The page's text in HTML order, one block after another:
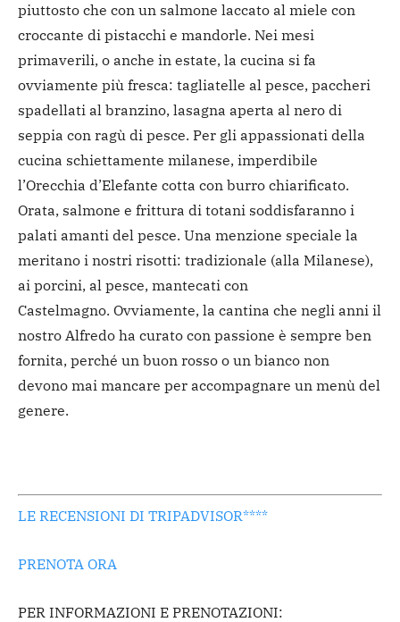
piuttosto che con un salmone laccato al miele con
croccante di pistacchi e mandorle. Nei mesi
primaverili, o anche in estate, la cucina si fa
ovviamente più fresca: tagliatelle al pesce, paccheri
spadellati al branzino, lasagna aperta al nero di
seppia con ragù di pesce. Per gli appassionati della
cucina schiettamente milanese, imperdibile
l’Orecchia d’Elefante cotta con burro chiarificato.
Orata, salmone e frittura di totani soddisfaranno i
palati amanti del pesce. Una menzione speciale la
meritano i nostri risotti: tradizionale (alla Milanese),
ai porcini, al pesce, mantecati con
Castelmagno. Ovviamente, la cantina che negli anni il
nostro Alfredo ha curato con passione è sempre ben
fornita, perché un buon rosso o un bianco non
devono mai mancare per accompagnare un menù del
genere.
LE RECENSIONI DI TRIPADVISOR****
PRENOTA ORA
PER INFORMAZIONI E PRENOTAZIONI: